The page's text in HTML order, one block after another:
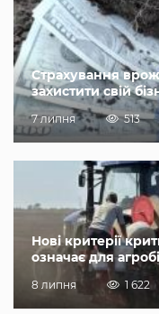
Страхування
захистити свій
7 липня 513
Нові критерії
означає для
8 липня 1 622